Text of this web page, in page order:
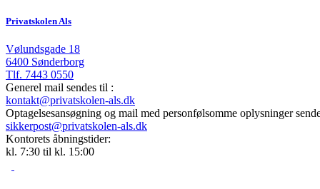
Privatskolen Als
Vølundsgade 18
6400 Sønderborg
Tlf. 7443 0550
Generel mail sendes til :
kontakt@privatskolen-als.dk
Optagelsesansøgning og mail med personfølsomme oplysninger
sikkerpost@privatskolen-als.dk
Kontorets åbningstider:
kl. 7:30 til kl. 15:00